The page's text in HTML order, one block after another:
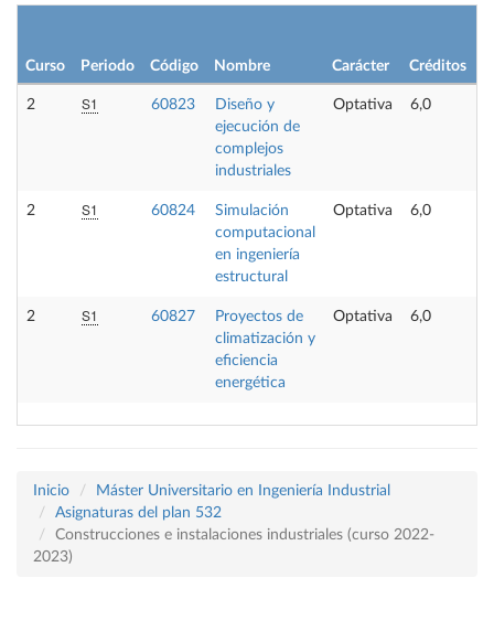
Curso Periodo Código Nombre Carácter Créditos
2 S1 60823
Diseño y
ejecución de
complejos
industriales
Optativa 6,0
2 S1 60824
Simulación
computacional
en ingeniería
estructural
Optativa 6,0
2 S1 60827
Proyectos de
climatización y
eficiencia
energética
Optativa 6,0
Inicio
Máster Universitario en Ingeniería Industrial
Asignaturas del plan 532
Construcciones e instalaciones industriales (curso 2022-
2023)